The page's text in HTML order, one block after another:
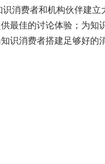
消费者和机构伙伴建立
最佳的讨论体验；为知
识消费者搭建足够好的